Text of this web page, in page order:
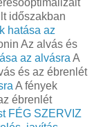
időszakban
hatása az
Az alvás és
az alvásra A
és az ébrenlét
A fények
ébrenlét
FÉG SZERVIZ